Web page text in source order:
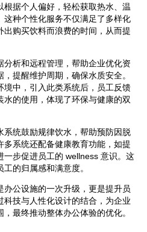
据个人偏好，轻松获取热水、温
种个性化服务不仅满足了多样化
购买饮料而浪费的时间，从而提
析和远程管理，帮助企业优化资
提醒维护周期，确保水质安全。
中，引入此类系统后，员工反馈
的使用，体现了环保与健康的双
系统鼓励规律饮水，帮助预防因脱
系统还配备健康教育功能，如提
一步促进员工的 wellness 意识。这
的归属感和满意度。
公设施的一次升级，更是提升员
技与人性化设计的结合，为企业
最终推动整体办公体验的优化。